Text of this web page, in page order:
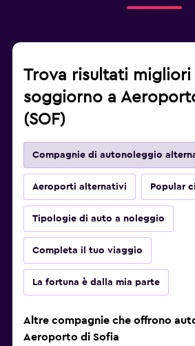
Trova risultati
soggiorno a
(SOF)
Compagnie di autonoleggio
Aeroporti alternativi Popular
Tipologie di auto a noleggio
Completa il tuo viaggio
La fortuna è dalla mia parte
Altre compagnie che offrono
Aeroporto di Sofia